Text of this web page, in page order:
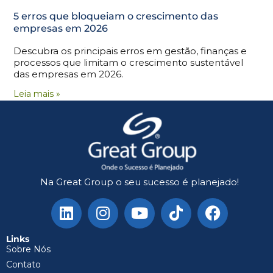
5 erros que bloqueiam o crescimento das
empresas em 2026
Descubra os principais erros em gestão, finanças e
processos que limitam o crescimento sustentável
das empresas em 2026.
Leia mais »
Na Great Group o seu sucesso é planejado!
Links
Sobre Nós
Contato